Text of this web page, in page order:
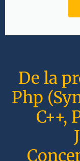
De la
Php
C++,